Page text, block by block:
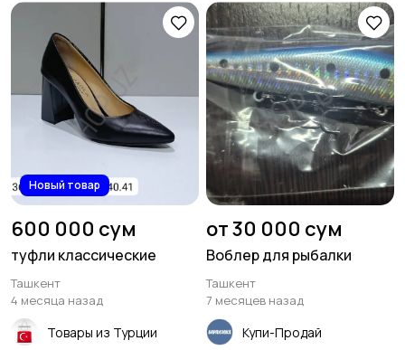
Новый товар
600 000 сум
туфли классические
Ташкент
4 месяца назад
Товары из Турции
от 30 000 сум
Воблер для рыбалки
Ташкент
7 месяцев назад
Купи-Продай